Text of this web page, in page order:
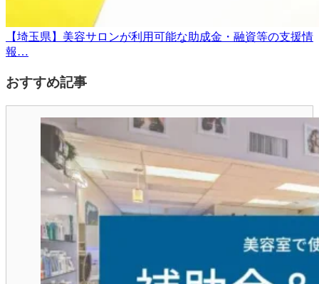
【埼玉県】美容サロンが利用可能な助成金・融資等の支援情
報…
おすすめ記事